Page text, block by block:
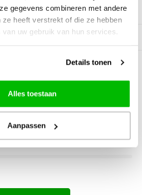
gegevens combineren met andere
ze heeft verstrekt of die ze hebben
uw gebruik van hun services.
Details tonen
Alles toestaan
Aanpassen